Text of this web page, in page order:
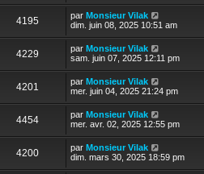
4195 par Monsieur Vilak
dim. juin 08, 2025 10:51 am
4229 par Monsieur Vilak
sam. juin 07, 2025 12:11 pm
4201 par Monsieur Vilak
mer. juin 04, 2025 21:24 pm
4454 par Monsieur Vilak
mer. avr. 02, 2025 12:55 pm
4200 par Monsieur Vilak
dim. mars 30, 2025 18:59 pm